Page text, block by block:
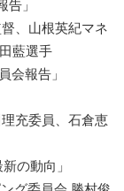
」
、山根英紀マネ
藍選手
会報告」
充委員、石倉恵
の動向」